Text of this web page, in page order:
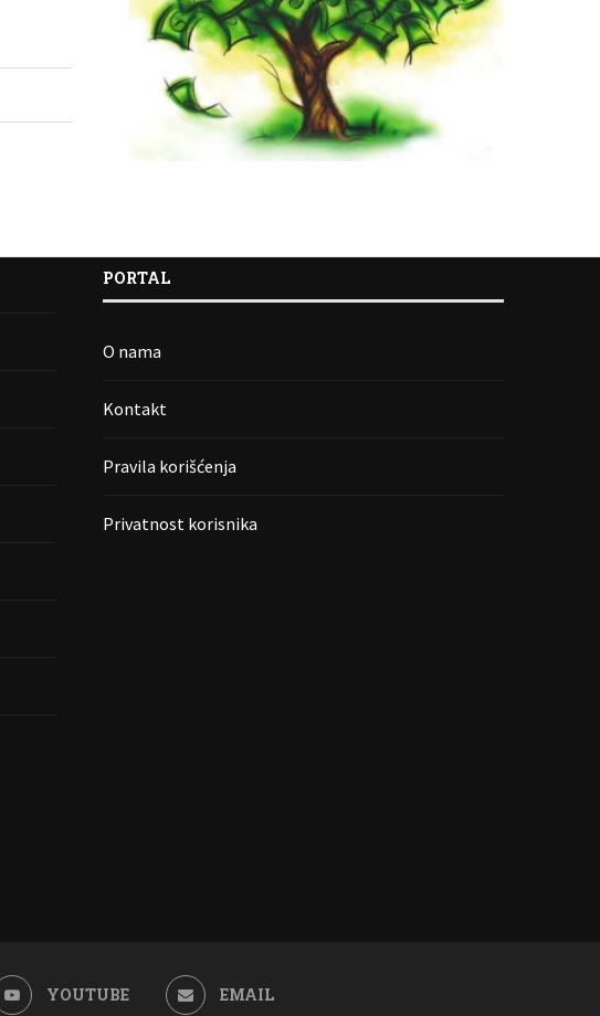
PORTAL
O nama
Kontakt
Pravila korišćenja
Privatnost korisnika
YOUTUBE EMAIL